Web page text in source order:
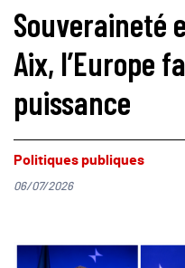
Souveraineté
Aix, l’Europe
puissance
Politiques publiques
06/07/2026